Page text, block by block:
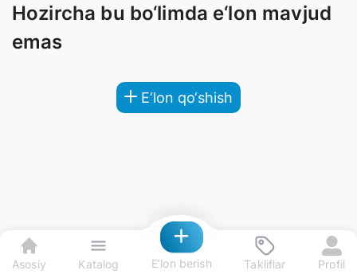
Hozircha bu bo‘limda e‘lon mavjud
emas
E‘lon qo‘shish
Asosiy Katalog E‘lon berish Takliflar Profil